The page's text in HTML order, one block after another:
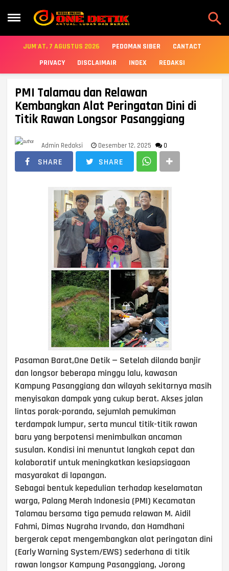

JUM'AT, 7 AGUSTUS 2026 PEDOMAN SIBER
CANTACT
PRIVACY
DISCLAIMAIR INDEX REDAKSI
PMI Talamau dan Relawan
Kembangkan Alat Peringatan Dini di
Titik Rawan Longsor Pasanggiang
Admin Redaksi Desember 12, 2025 0
SHARE SHARE
Pasaman Barat,One Detik — Setelah dilanda banjir
dan longsor beberapa minggu lalu, kawasan
Kampung Pasanggiang dan wilayah sekitarnya masih
menyisakan dampak yang cukup berat. Akses jalan
lintas porak-poranda, sejumlah pemukiman
terdampak lumpur, serta muncul titik-titik rawan
baru yang berpotensi menimbulkan ancaman
susulan. Kondisi ini menuntut langkah cepat dan
kolaboratif untuk meningkatkan kesiapsiagaan
masyarakat di lapangan.
Sebagai bentuk kepedulian terhadap keselamatan
warga, Palang Merah Indonesia (PMI) Kecamatan
Talamau bersama tiga pemuda relawan M. Aidil
Fahmi, Dimas Nugraha Irvando, dan Hamdhani
bergerak cepat mengembangkan alat peringatan dini
(Early Warning System/EWS) sederhana di titik
rawan longsor Kampung Pasanggiang, Jorong